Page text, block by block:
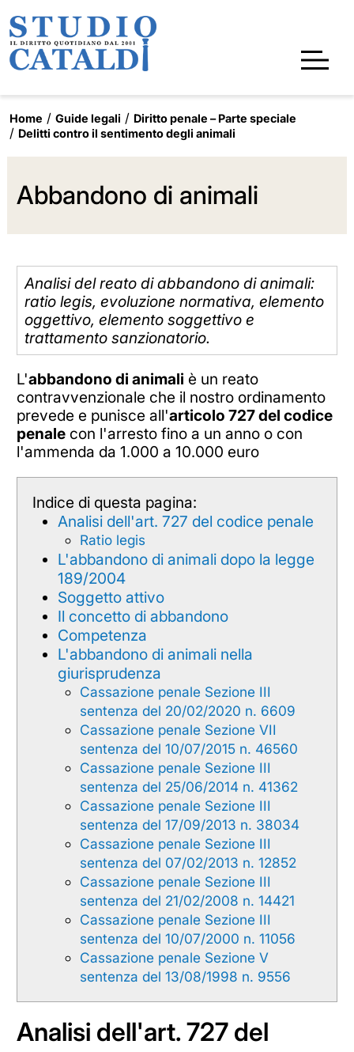
Home Guide legali
Diritto penale – Parte speciale
Delitti contro il sentimento degli animali
Abbandono di animali
Analisi del reato di abbandono di animali:
ratio legis, evoluzione normativa, elemento
oggettivo, elemento soggettivo e
trattamento sanzionatorio.
L'abbandono di animali è un reato
contravvenzionale che il nostro ordinamento
prevede e punisce all'articolo 727 del codice
penalecon l'arresto fino a un anno o con
l'ammenda da 1.000 a 10.000 euro
Indice di questa pagina:
Analisi dell'art. 727 del codice penale
Ratio legis
L'abbandono di animali dopo la legge
189/2004
Soggetto attivo
Il concetto di abbandono
Competenza
L'abbandono di animali nella
giurisprudenza
Cassazione penale Sezione III
sentenza del 20/02/2020 n. 6609
Cassazione penale Sezione VII
sentenza del 10/07/2015 n. 46560
Cassazione penale Sezione III
sentenza del 25/06/2014 n. 41362
Cassazione penale Sezione III
sentenza del 17/09/2013 n. 38034
Cassazione penale Sezione III
sentenza del 07/02/2013 n. 12852
Cassazione penale Sezione III
sentenza del 21/02/2008 n. 14421
Cassazione penale Sezione III
sentenza del 10/07/2000 n. 11056
Cassazione penale Sezione V
sentenza del 13/08/1998 n. 9556
Analisi dell'art. 727 del